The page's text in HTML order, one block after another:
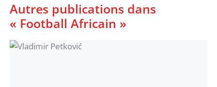
Autres publications dans
« Football Africain »